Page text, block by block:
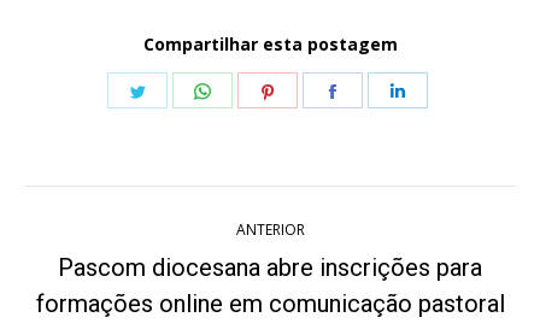
Compartilhar esta postagem
Share
Share
Share
Share
de
post:
ANTERIOR
Post
anterior:
Pascom diocesana abre inscrições para
formações online em comunicação pastoral